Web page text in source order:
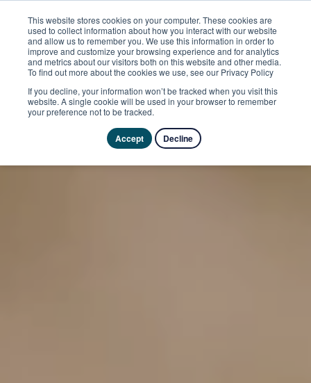
This website stores cookies on your computer. These cookies are
used to collect information about how you interact with our website
and allow us to remember you. We use this information in order to
improve and customize your browsing experience and for analytics
and metrics about our visitors both on this website and other media.
To find out more about the cookies we use, see our Privacy Policy
If you decline, your information won’t be tracked when you visit this
website. A single cookie will be used in your browser to remember
your preference not to be tracked.
Accept Decline